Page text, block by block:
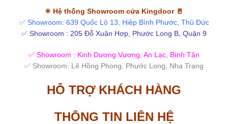
✳ Hệ thống Showroom cửa Kingdoor 🚪
✅ Showroom: 639 Quốc Lộ 13, Hiệp Bình Phước, Thủ Đức
✅ Showroom : 205 Đỗ Xuân Hợp, Phước Long B, Quận 9
✅ Showroom : Kinh Dương Vương, An Lạc, Bình Tân
✅ Showroom: Lê Hồng Phong, Phước Long, Nha Trang
HỖ TRỢ KHÁCH HÀNG
THÔNG TIN LIÊN HỆ